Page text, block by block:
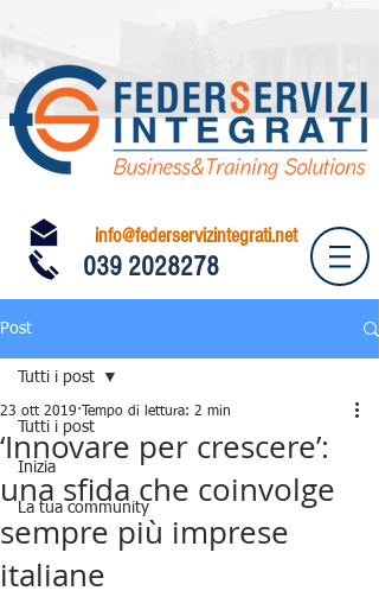
info@federservizintegrati.net
039 2028278
Post
Tutti i post
Inizia
La tua community
Tutti i post
‘Innovare per crescere’:
una sfida che coinvolge
sempre più imprese
italiane
23 ott 2019 Tempo di lettura: 2 min